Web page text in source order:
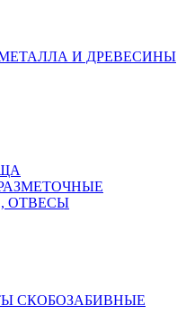
И ДРЕВЕСИНЫ
ОТВЕСЫ
СКОБОЗАБИВНЫЕ